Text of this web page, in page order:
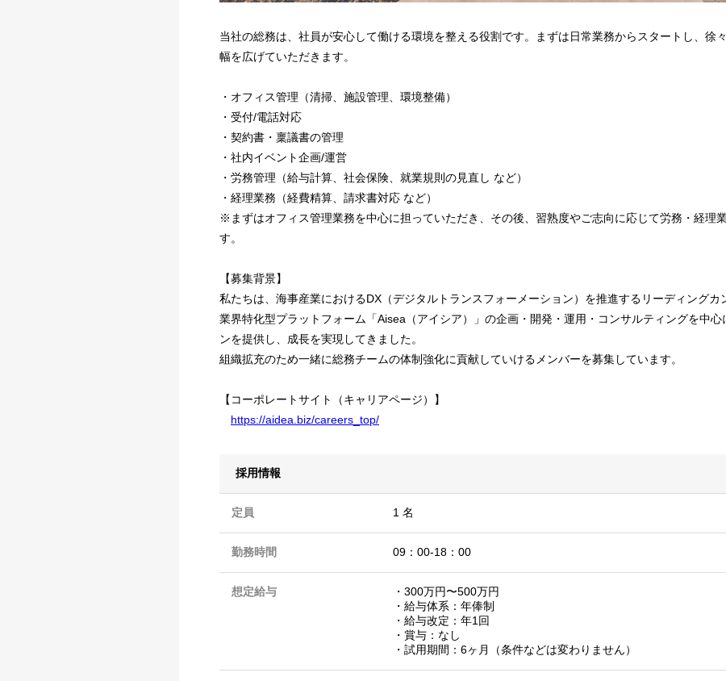
当社の総務は、社員が安心して働ける環境を整える役割です。まずは日常業務からスタートし、徐
幅を広げていただきます。
・オフィス管理（清掃、施設管理、環境整備）
・受付/電話対応
・契約書・稟議書の管理
・社内イベント企画/運営
・労務管理（給与計算、社会保険、就業規則の見直し など）
・経理業務（経費精算、請求書対応 など）
※まずはオフィス管理業務を中心に担っていただき、その後、習熟度やご志向に応じて労務・経理
す。
【募集背景】
私たちは、海事産業におけるDX（デジタルトランスフォーメーション）を推進するリーディングカ
業界特化型プラットフォーム「Aisea（アイシア）」の企画・開発・運用・コンサルティングを中心
ンを提供し、成長を実現してきました。
組織拡充のため一緒に総務チームの体制強化に貢献していけるメンバーを募集しています。
【コーポレートサイト（キャリアページ）】
https://aidea.biz/careers_top/
採用情報
定員 1 名
勤務時間 09：00-18：00
想定給与
・300万円〜500万円
・給与体系：年俸制
・給与改定：年1回
・賞与：なし
・試用期間：6ヶ月（条件などは変わりません）